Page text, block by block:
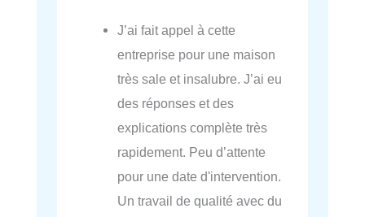
J’ai fait appel à cette
entreprise pour une maison
très sale et insalubre. J’ai eu
des réponses et des
explications complète très
rapidement. Peu d’attente
pour une date d'intervention.
Un travail de qualité avec du